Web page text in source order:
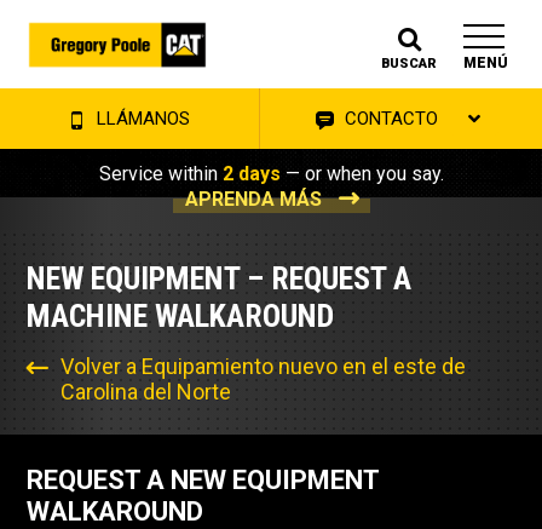
BUSCAR MENÚ
LLÁMANOS CONTACTO
Service within 2 days — or when you say.
APRENDA MÁS
NEW EQUIPMENT – REQUEST A
MACHINE WALKAROUND
Volver a Equipamiento nuevo en el este de
Carolina del Norte
REQUEST A NEW EQUIPMENT
WALKAROUND